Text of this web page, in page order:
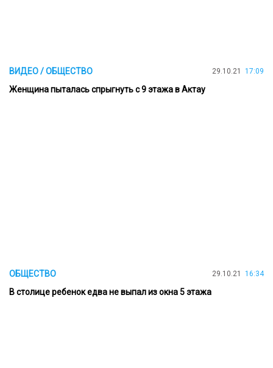
ВИДЕО / ОБЩЕСТВО 29.10.21 17:09
Женщина пыталась спрыгнуть с 9 этажа в Актау
ОБЩЕСТВО 29.10.21 16:34
В столице ребенок едва не выпал из окна 5 этажа